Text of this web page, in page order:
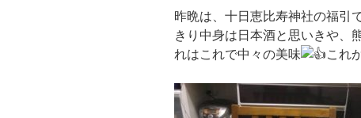
昨晩は、十日恵比寿神社の福引
きり中身は日本酒と思いきや、
れはこれで中々の美味
これ